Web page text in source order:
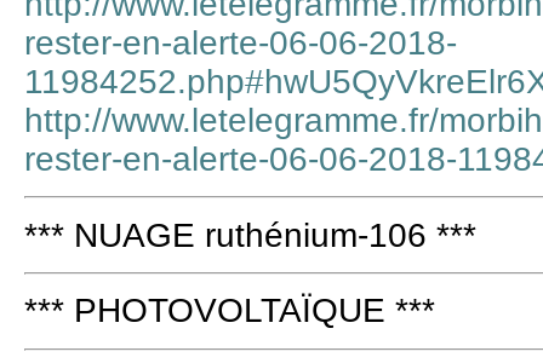
rester-en-alerte-06-06-2018-
http://www.letelegramme.fr/
rester-en-alerte-06-06-2018-
*** NUAGE ruthénium-106 ***
*** PHOTOVOLTAÏQUE ***